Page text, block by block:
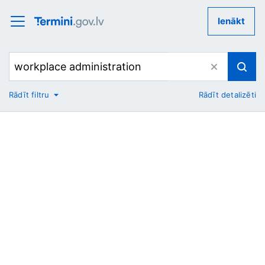
Ienākt
No
Rādīt filtru Rādīt detalizēti